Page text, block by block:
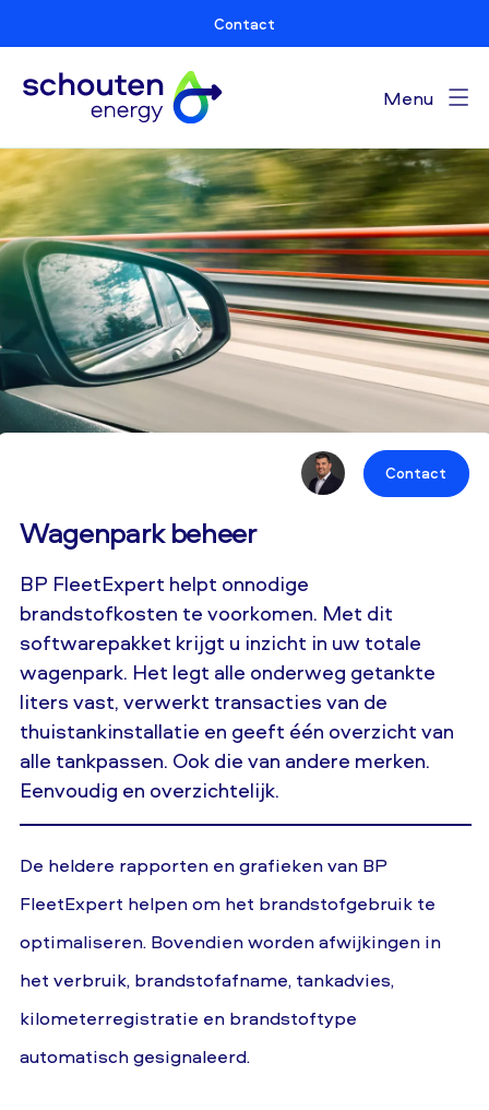
Contact
Menu
Contact
Wagenpark beheer
BP FleetExpert helpt onnodige
brandstofkosten te voorkomen. Met dit
softwarepakket krijgt u inzicht in uw totale
wagenpark. Het legt alle onderweg getankte
liters vast, verwerkt transacties van de
thuistankinstallatie en geeft één overzicht van
alle tankpassen. Ook die van andere merken.
Eenvoudig en overzichtelijk.
De heldere rapporten en grafieken van BP
FleetExpert helpen om het brandstofgebruik te
optimaliseren. Bovendien worden afwijkingen in
het verbruik, brandstofafname, tankadvies,
kilometerregistratie en brandstoftype
automatisch gesignaleerd.